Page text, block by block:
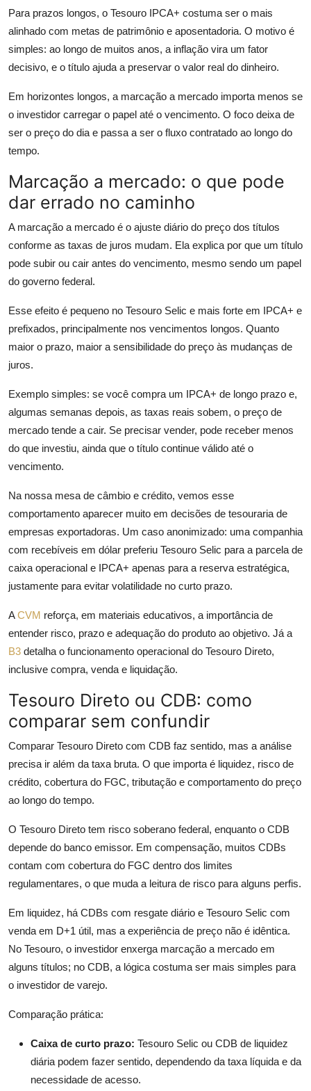
Para prazos longos, o Tesouro IPCA+ costuma ser o mais
alinhado com metas de patrimônio e aposentadoria. O motivo é
simples: ao longo de muitos anos, a inflação vira um fator
decisivo, e o título ajuda a preservar o valor real do dinheiro.
Em horizontes longos, a marcação a mercado importa menos se
o investidor carregar o papel até o vencimento. O foco deixa de
ser o preço do dia e passa a ser o fluxo contratado ao longo do
tempo.
Marcação a mercado: o que pode
dar errado no caminho
A marcação a mercado é o ajuste diário do preço dos títulos
conforme as taxas de juros mudam. Ela explica por que um título
pode subir ou cair antes do vencimento, mesmo sendo um papel
do governo federal.
Esse efeito é pequeno no Tesouro Selic e mais forte em IPCA+ e
prefixados, principalmente nos vencimentos longos. Quanto
maior o prazo, maior a sensibilidade do preço às mudanças de
juros.
Exemplo simples: se você compra um IPCA+ de longo prazo e,
algumas semanas depois, as taxas reais sobem, o preço de
mercado tende a cair. Se precisar vender, pode receber menos
do que investiu, ainda que o título continue válido até o
vencimento.
Na nossa mesa de câmbio e crédito, vemos esse
comportamento aparecer muito em decisões de tesouraria de
empresas exportadoras. Um caso anonimizado: uma companhia
com recebíveis em dólar preferiu Tesouro Selic para a parcela de
caixa operacional e IPCA+ apenas para a reserva estratégica,
justamente para evitar volatilidade no curto prazo.
ACVM reforça, em materiais educativos, a importância de
entender risco, prazo e adequação do produto ao objetivo. Já a
B3 detalha o funcionamento operacional do Tesouro Direto,
inclusive compra, venda e liquidação.
Tesouro Direto ou CDB: como
comparar sem confundir
Comparar Tesouro Direto com CDB faz sentido, mas a análise
precisa ir além da taxa bruta. O que importa é liquidez, risco de
crédito, cobertura do FGC, tributação e comportamento do preço
ao longo do tempo.
O Tesouro Direto tem risco soberano federal, enquanto o CDB
depende do banco emissor. Em compensação, muitos CDBs
contam com cobertura do FGC dentro dos limites
regulamentares, o que muda a leitura de risco para alguns perfis.
Em liquidez, há CDBs com resgate diário e Tesouro Selic com
venda em D+1 útil, mas a experiência de preço não é idêntica.
No Tesouro, o investidor enxerga marcação a mercado em
alguns títulos; no CDB, a lógica costuma ser mais simples para
o investidor de varejo.
Comparação prática:
Caixa de curto prazo: Tesouro Selic ou CDB de liquidez
diária podem fazer sentido, dependendo da taxa líquida e da
necessidade de acesso.